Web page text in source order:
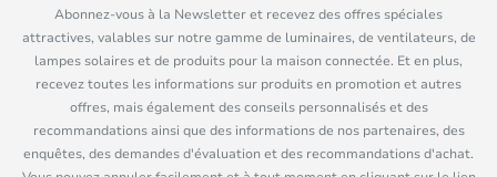
Abonnez-vous à la Newsletter et recevez des offres spéciales
attractives, valables sur notre gamme de luminaires, de ventilateurs, de
lampes solaires et de produits pour la maison connectée. Et en plus,
recevez toutes les informations sur produits en promotion et autres
offres, mais également des conseils personnalisés et des
recommandations ainsi que des informations de nos partenaires, des
enquêtes, des demandes d'évaluation et des recommandations d'achat.